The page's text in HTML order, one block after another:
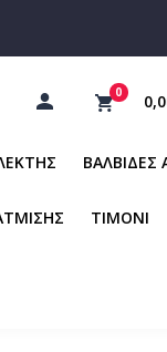
0
ΒΑΛΒΙΔΕΣ
ΤΙΜΟΝΙ